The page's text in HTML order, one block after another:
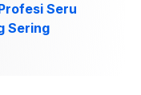
Seru
Sering